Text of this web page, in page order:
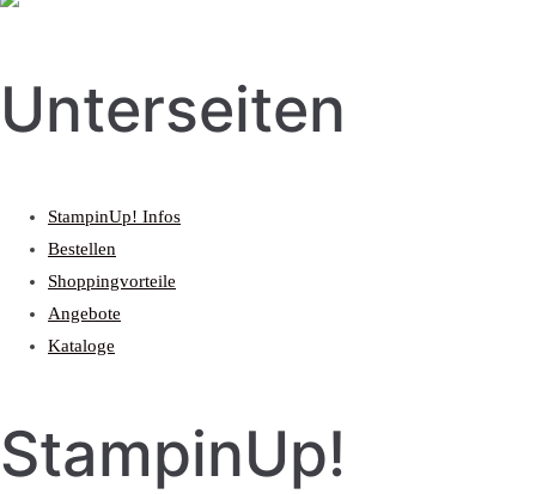
Unterseiten
StampinUp! Infos
Bestellen
Shoppingvorteile
Angebote
Kataloge
StampinUp!